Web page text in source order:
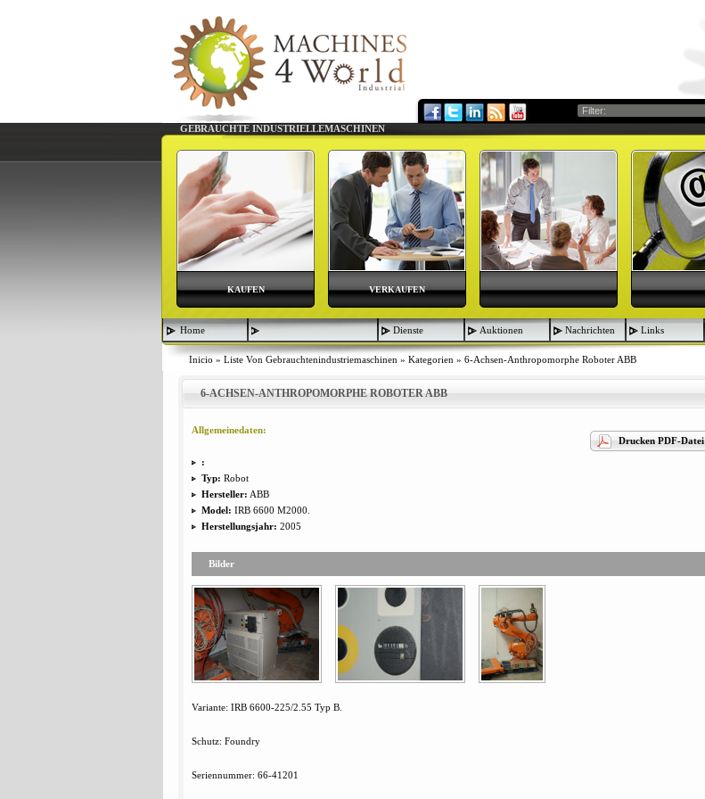
GEBRAUCHTE INDUSTRIELLEMASCHINEN
VERKAUFEN
KAUFEN
Home Dienste Auktionen Nachrichten Links
Inicio » Liste Von Gebrauchtenindustriemaschinen » Kategorien » 6-Achsen-Anthropomorphe Roboter ABB
6-ACHSEN-ANTHROPOMORPHE ROBOTER ABB
Drucken PDF-Datei
Allgemeinedaten:
:
Typ: Robot
Hersteller: ABB
Model: IRB 6600 M2000.
Herstellungsjahr: 2005
Bilder
Variante: IRB 6600-225/2.55 Typ B.
Schutz: Foundry
Seriennummer: 66-41201